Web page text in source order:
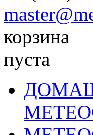
корзина
пуста